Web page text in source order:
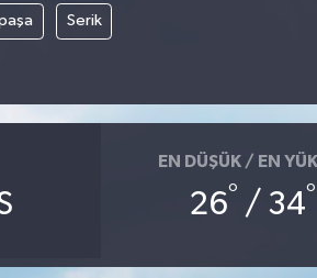
Serik
EN DÜŞÜK / EN
26° / 34°